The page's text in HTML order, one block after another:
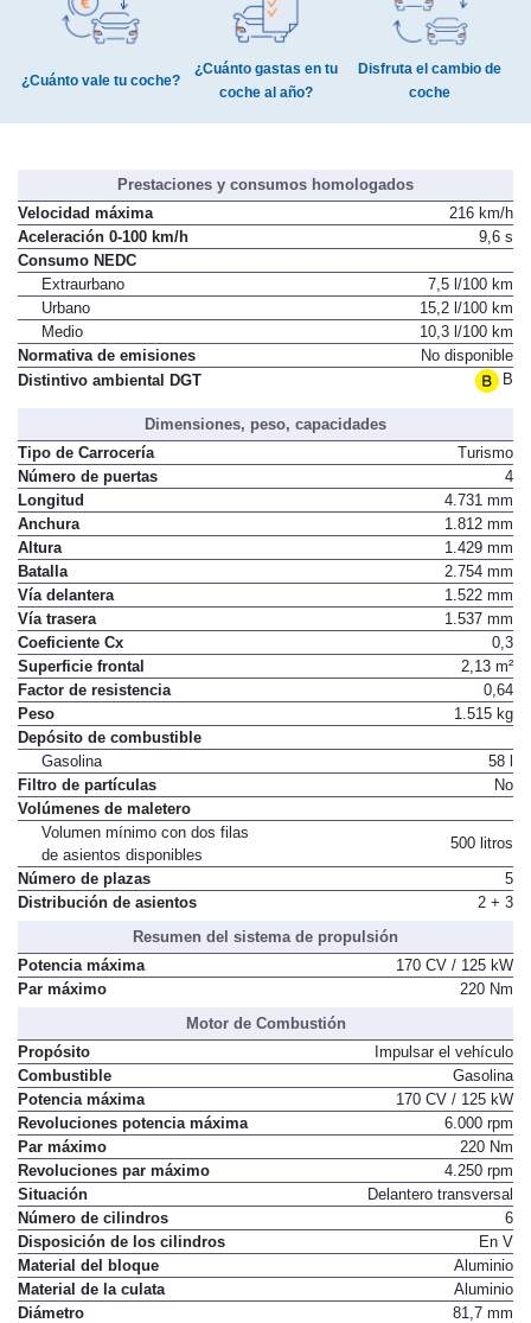
¿Cuánto vale tu coche?
¿Cuánto gastas en tu
coche al año?
Disfruta el cambio de
coche
Prestaciones y consumos homologados
Velocidad máxima
216 km/h
Aceleración 0-100 km/h
9,6 s
Consumo NEDC
Extraurbano
7,5 l/100 km
Urbano
15,2 l/100 km
Medio
10,3 l/100 km
Normativa de emisiones
No disponible
Distintivo ambiental DGT
B
Dimensiones, peso, capacidades
Tipo de Carrocería
Turismo
Número de puertas
4
Longitud
4.731 mm
Anchura
1.812 mm
Altura
1.429 mm
Batalla
2.754 mm
Vía delantera
1.522 mm
Vía trasera
1.537 mm
Coeficiente Cx
0,3
Superficie frontal
2,13 m²
Factor de resistencia
0,64
Peso
1.515 kg
Depósito de combustible
Gasolina
58 l
Filtro de partículas
No
Volúmenes de maletero
Volumen mínimo con dos filas
de asientos disponibles
500 litros
Número de plazas
5
Distribución de asientos
2 + 3
Resumen del sistema de propulsión
Potencia máxima
170 CV / 125 kW
Par máximo
220 Nm
Motor de Combustión
Propósito
Impulsar el vehículo
Combustible
Gasolina
Potencia máxima
170 CV / 125 kW
Revoluciones potencia máxima
6.000 rpm
Par máximo
220 Nm
Revoluciones par máximo
4.250 rpm
Situación
Delantero transversal
Número de cilindros
6
Disposición de los cilindros
En V
Material del bloque
Aluminio
Material de la culata
Aluminio
Diámetro
81,7 mm